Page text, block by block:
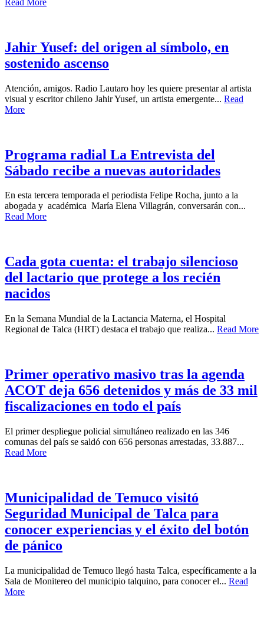
Jahir Yusef: del origen al símbolo, en
sostenido ascenso
Atención, amigos. Radio Lautaro hoy les quiere presentar al artista
visual y escritor chileno Jahir Yusef, un artista emergente... Read
More
Programa radial La Entrevista del
Sábado recibe a nuevas autoridades
En esta tercera temporada el periodista Felipe Rocha, junto a la
abogada y académica María Elena Villagrán, conversarán con...
Read More
Cada gota cuenta: el trabajo silencioso
del lactario que protege a los recién
nacidos
En la Semana Mundial de la Lactancia Materna, el Hospital
Regional de Talca (HRT) destaca el trabajo que realiza... Read More
Primer operativo masivo tras la agenda
ACOT deja 656 detenidos y más de 33 mil
fiscalizaciones en todo el país
El primer despliegue policial simultáneo realizado en las 346
comunas del país se saldó con 656 personas arrestadas, 33.887...
Read More
Municipalidad de Temuco visitó
Seguridad Municipal de Talca para
conocer experiencias y el éxito del botón
de pánico
La municipalidad de Temuco llegó hasta Talca, específicamente a la
Sala de Monitereo del municipio talquino, para conocer el... Read
More